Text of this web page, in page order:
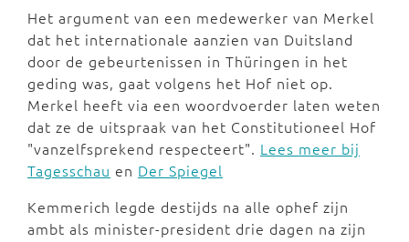
Het argument van een medewerker van Merkel
dat het internationale aanzien van Duitsland
door de gebeurtenissen in Thüringen in het
geding was, gaat volgens het Hof niet op.
Merkel heeft via een woordvoerder laten weten
dat ze de uitspraak van het Constitutioneel Hof
"vanzelfsprekend respecteert". Lees meer bij
Tagesschau en Der Spiegel
Kemmerich legde destijds na alle ophef zijn
ambt als minister-president drie dagen na zijn